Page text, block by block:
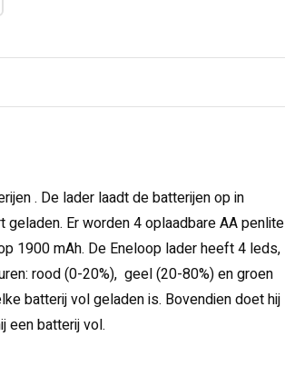
. De lader laadt de batterijen op in
Er worden 4 oplaadbare AA penlite
1900 mAh. De Eneloop lader heeft 4 leds,
rood (0-20%), geel (20-80%) en groen
batterij vol geladen is. Bovendien doet hij
een batterij vol.